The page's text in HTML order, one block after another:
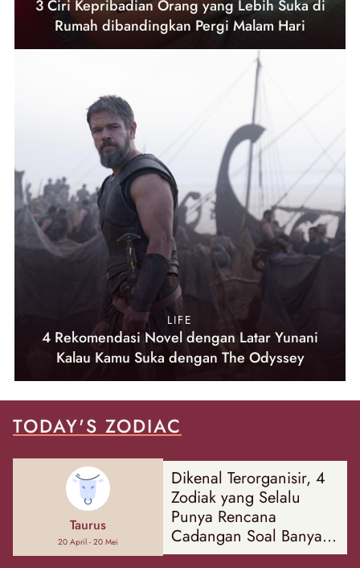
3 Ciri Kepribadian Orang yang Lebih Suka di
Rumah dibandingkan Pergi Malam Hari
LIFE
4 Rekomendasi Novel dengan Latar Yunani
Kalau Kamu Suka dengan The Odyssey
TODAY'S ZODIAC
Taurus
20 April - 20 Mei
Dikenal Terorganisir, 4
Zodiak yang Selalu
Punya Rencana
Cadangan Soal Banyak
Hal